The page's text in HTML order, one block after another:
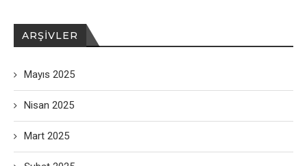
ARŞIVLER
Mayıs 2025
Nisan 2025
Mart 2025